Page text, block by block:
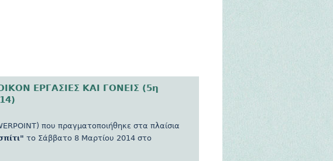
ΕΡΓΑΣΙΕΣ ΚΑΙ ΓΟΝΕΙΣ (5η
που πραγματοποιήθηκε στα πλαίσια
το Σάββατο 8 Μαρτίου 2014 στο